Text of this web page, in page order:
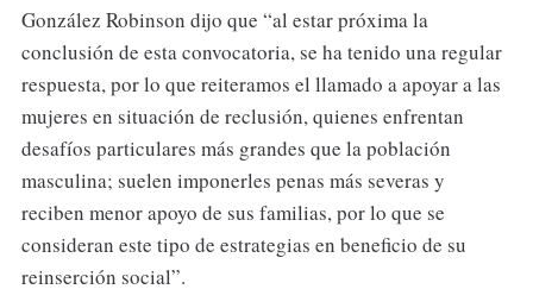
González Robinson dijo que “al estar próxima la
conclusión de esta convocatoria, se ha tenido una regular
respuesta, por lo que reiteramos el llamado a apoyar a las
mujeres en situación de reclusión, quienes enfrentan
desafíos particulares más grandes que la población
masculina; suelen imponerles penas más severas y
reciben menor apoyo de sus familias, por lo que se
consideran este tipo de estrategias en beneficio de su
reinserción social”.